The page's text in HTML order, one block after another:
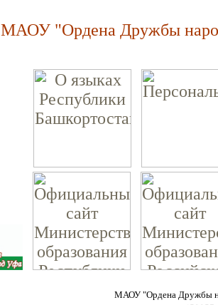
МАОУ "Ордена Дружбы
МАОУ "Ордена Дружбы